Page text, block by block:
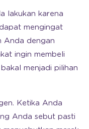
lakukan karena
mengingat
Anda dengan
ingin membeli
menjadi pilihan
Ketika Anda
Anda sebut pasti